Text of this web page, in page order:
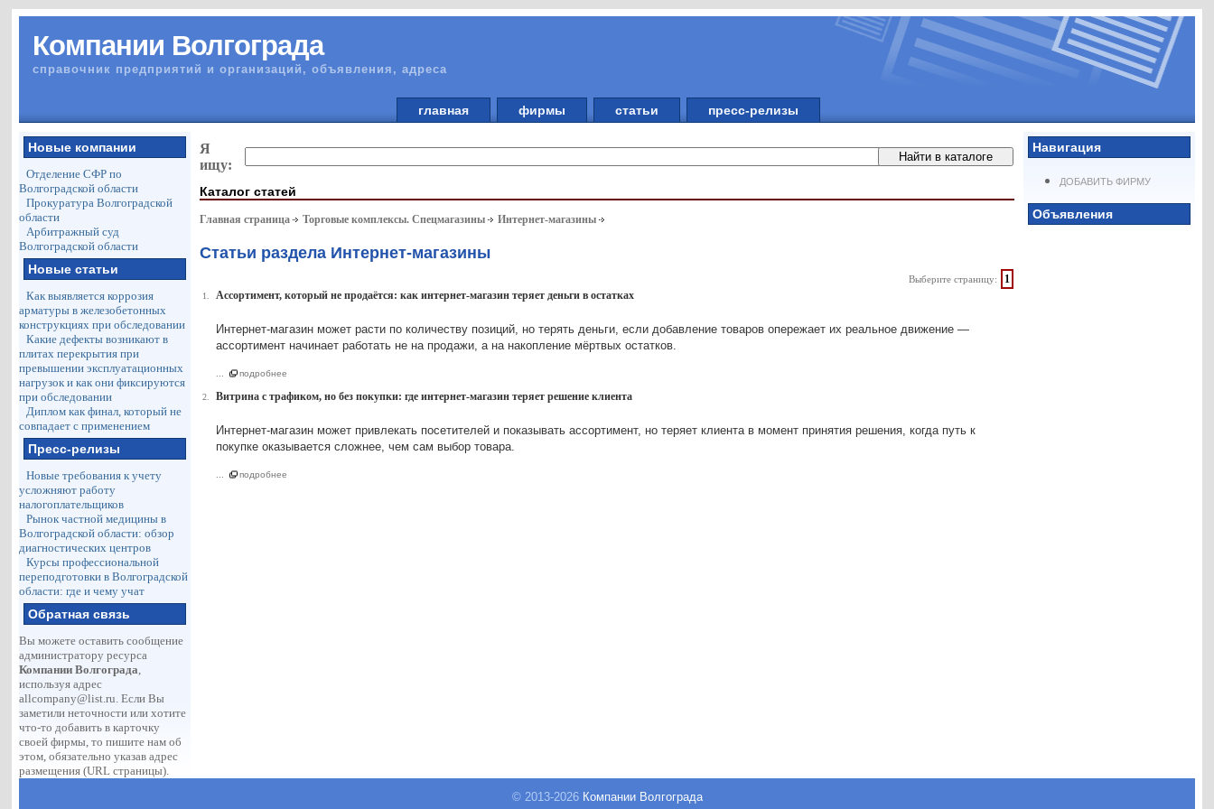
Компании Волгограда
справочник предприятий и организаций, объявления, адреса
главная фирмы статьи пресс-релизы
Новые компании
Отделение СФР по
Волгоградской области
Прокуратура Волгоградской
области
Арбитражный суд
Волгоградской области
Новые статьи
Как выявляется коррозия
арматуры в железобетонных
конструкциях при обследовании
Какие дефекты возникают в
плитах перекрытия при
превышении эксплуатационных
нагрузок и как они фиксируются
при обследовании
Диплом как финал, который не
совпадает с применением
Пресс-релизы
Новые требования к учету
усложняют работу
налогоплательщиков
Рынок частной медицины в
Волгоградской области: обзор
диагностических центров
Курсы профессиональной
переподготовки в Волгоградской
области: где и чему учат
Обратная связь
Вы можете оставить сообщение
администратору ресурса
Компании Волгограда,
используя адрес
allcompany@list.ru. Если Вы
заметили неточности или хотите
что-то добавить в карточку
своей фирмы, то пишите нам об
этом, обязательно указав адрес
размещения (URL страницы).
Навигация
ДОБАВИТЬ ФИРМУ
Объявления
Я
ищу:
Каталог статей
Главная страница Торговые комплексы. Спецмагазины Интернет-магазины
Статьи раздела Интернет-магазины
Выберите страницу: 1
1. Ассортимент, который не продаётся: как интернет-магазин теряет деньги в остатках
Интернет-магазин может расти по количеству позиций, но терять деньги, если добавление товаров опережает их реальное движение —
ассортимент начинает работать не на продажи, а на накопление мёртвых остатков.
подробнее
2. Витрина с трафиком, но без покупки: где интернет-магазин теряет решение клиента
Интернет-магазин может привлекать посетителей и показывать ассортимент, но теряет клиента в момент принятия решения, когда путь к
покупке оказывается сложнее, чем сам выбор товара.
подробнее
© 2013-2026 Компании Волгограда